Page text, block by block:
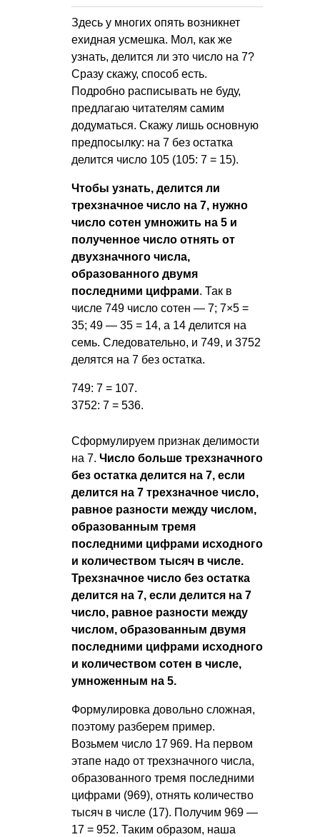
Здесь у многих опять возникнет
ехидная усмешка. Мол, как же
узнать, делится ли это число на 7?
Сразу скажу, способ есть.
Подробно расписывать не буду,
предлагаю читателям самим
додуматься. Скажу лишь основную
предпосылку: на 7 без остатка
делится число 105 (105: 7 = 15).
Чтобы узнать, делится ли
трехзначное число на 7, нужно
число сотен умножить на 5 и
полученное число отнять от
двухзначного числа,
образованного двумя
последними цифрами. Так в
числе 749 число сотен — 7; 7×5 =
35; 49 — 35 = 14, а 14 делится на
семь. Следовательно, и 749, и 3752
делятся на 7 без остатка.
749: 7 = 107.
3752: 7 = 536.
Сформулируем признак делимости
на 7. Число больше трехзначного
без остатка делится на 7, если
делится на 7 трехзначное число,
равное разности между числом,
образованным тремя
последними цифрами исходного
и количеством тысяч в числе.
Трехзначное число без остатка
делится на 7, если делится на 7
число, равное разности между
числом, образованным двумя
последними цифрами исходного
и количеством сотен в числе,
умноженным на 5.
Формулировка довольно сложная,
поэтому разберем пример.
Возьмем число 17 969. На первом
этапе надо от трехзначного числа,
образованного тремя последними
цифрами (969), отнять количество
тысяч в числе (17). Получим 969 —
17 = 952. Таким образом, наша